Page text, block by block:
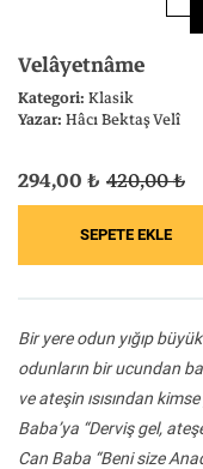
Felsefe
İnsan ve Toplum
Klasik
Velâyetnâme
Kategori:Klasik
Yazar:Hâcı Bektaş Velî
Bir yere odun yığıp
odunların bir ucundan
ve ateşin ısısından
Baba’ya “Derviş gel,
Can Baba “Beni size
294,00 ₺ 420,00 ₺